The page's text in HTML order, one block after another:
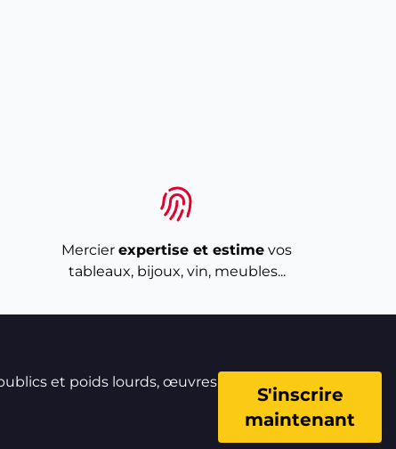
Mercier expertise et estime vos
tableaux, bijoux, vin, meubles...
et poids lourds, œuvres
S'inscrire
maintenant